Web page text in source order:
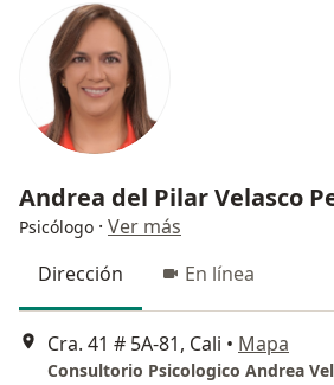
Andrea del Pilar Velasco
Psicólogo · Ver más
Dirección
En línea
Cra. 41 # 5A‐81, Cali • Mapa
Consultorio Psicologico Andrea